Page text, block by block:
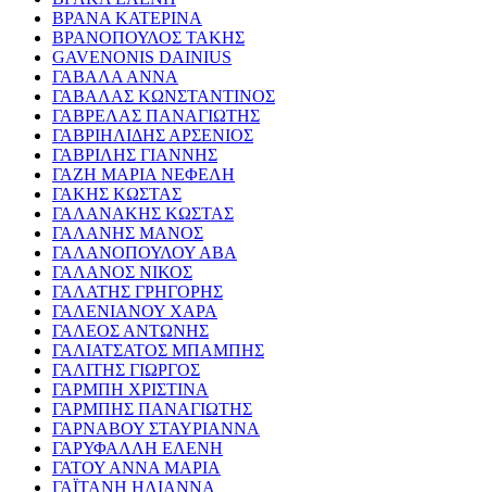
ΒΡΑΝΑ ΚΑΤΕΡΙΝΑ
ΒΡΑΝΟΠΟΥΛΟΣ ΤΑΚΗΣ
GAVENONIS DAINIUS
ΓΑΒΑΛΑ ΑΝΝΑ
ΓΑΒΑΛΑΣ ΚΩΝΣΤΑΝΤΙΝΟΣ
ΓΑΒΡΕΛΑΣ ΠΑΝΑΓΙΩΤΗΣ
ΓΑΒΡΙΗΛΙΔΗΣ ΑΡΣΕΝΙΟΣ
ΓΑΒΡΙΛΗΣ ΓΙΑΝΝΗΣ
ΓΑΖΗ ΜΑΡΙΑ ΝΕΦΕΛΗ
ΓΑΚΗΣ ΚΩΣΤΑΣ
ΓΑΛΑΝΑΚΗΣ ΚΩΣΤΑΣ
ΓΑΛΑΝΗΣ ΜΑΝΟΣ
ΓΑΛΑΝΟΠΟΥΛΟΥ ΑΒΑ
ΓΑΛΑΝΟΣ ΝΙΚΟΣ
ΓΑΛΑΤΗΣ ΓΡΗΓΟΡΗΣ
ΓΑΛΕΝΙΑΝΟΥ ΧΑΡΑ
ΓΑΛΕΟΣ ΑΝΤΩΝΗΣ
ΓΑΛΙΑΤΣΑΤΟΣ ΜΠΑΜΠΗΣ
ΓΑΛΙΤΗΣ ΓΙΩΡΓΟΣ
ΓΑΡΜΠΗ ΧΡΙΣΤΙΝΑ
ΓΑΡΜΠΗΣ ΠΑΝΑΓΙΩΤΗΣ
ΓΑΡΝΑΒΟΥ ΣΤΑΥΡΙΑΝΝΑ
ΓΑΡΥΦΑΛΛΗ ΕΛΕΝΗ
ΓΑΤΟΥ ΑΝΝΑ ΜΑΡΙΑ
ΓΑΪΤΑΝΗ ΗΛΙΑΝΝΑ